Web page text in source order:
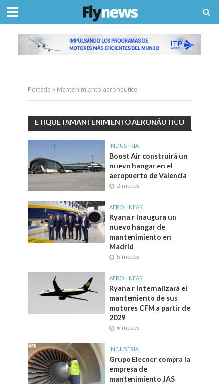
Portada » Mantenimiento aeronáutico
ETIQUETAMANTENIMIENTO AERONÁUTICO
INDUSTRIA
Boost Air construirá un
nuevo hangar en el
aeropuerto de Valencia
2 meses
AEROLINEAS
Ryanair inaugura un
nuevo hangar de
mantenimiento en
Madrid
5 meses
AEROLINEAS
Ryanair internalizará el
mantemiento de sus
motores CFM a partir de
2029
6 meses
INDUSTRIA
Grupo Elecnor compra la
empresa de
mantenimiento JAS